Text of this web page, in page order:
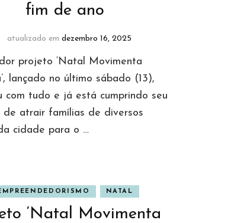
fim de ano
atualizado emdezembro 16, 2025
projeto ‘Natal Movimenta
lançado no último sábado (13),
com tudo e já está cumprindo seu
de atrair famílias de diversos
cidade para o …
NATAL
‘Natal Movimenta